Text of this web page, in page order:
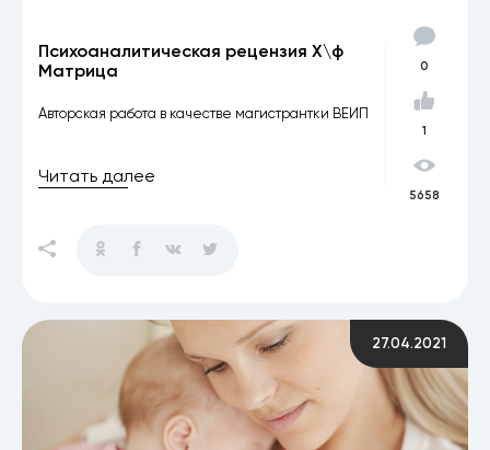
Психоаналитическая рецензия Х\ф
Матрица
Авторская работа в качестве магистрантки ВЕИП
Читать далее
0
1
5658
27.04.2021